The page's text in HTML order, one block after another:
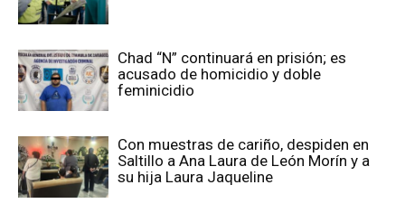
Chad “N” continuará en prisión; es
acusado de homicidio y doble
feminicidio
Con muestras de cariño, despiden en
Saltillo a Ana Laura de León Morín y a
su hija Laura Jaqueline